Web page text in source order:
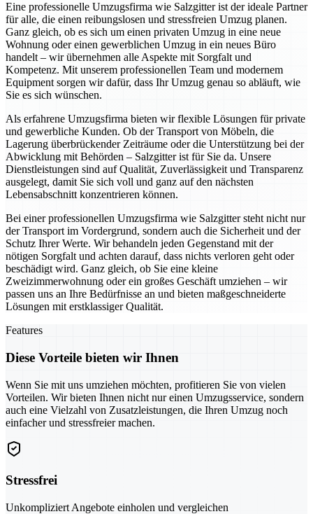
Eine professionelle Umzugsfirma wie Salzgitter ist der ideale Partner
für alle, die einen reibungslosen und stressfreien Umzug planen.
Ganz gleich, ob es sich um einen privaten Umzug in eine neue
Wohnung oder einen gewerblichen Umzug in ein neues Büro
handelt – wir übernehmen alle Aspekte mit Sorgfalt und
Kompetenz. Mit unserem professionellen Team und modernem
Equipment sorgen wir dafür, dass Ihr Umzug genau so abläuft, wie
Sie es sich wünschen.
Als erfahrene Umzugsfirma bieten wir flexible Lösungen für private
und gewerbliche Kunden. Ob der Transport von Möbeln, die
Lagerung überbrückender Zeiträume oder die Unterstützung bei der
Abwicklung mit Behörden – Salzgitter ist für Sie da. Unsere
Dienstleistungen sind auf Qualität, Zuverlässigkeit und Transparenz
ausgelegt, damit Sie sich voll und ganz auf den nächsten
Lebensabschnitt konzentrieren können.
Bei einer professionellen Umzugsfirma wie Salzgitter steht nicht nur
der Transport im Vordergrund, sondern auch die Sicherheit und der
Schutz Ihrer Werte. Wir behandeln jeden Gegenstand mit der
nötigen Sorgfalt und achten darauf, dass nichts verloren geht oder
beschädigt wird. Ganz gleich, ob Sie eine kleine
Zweizimmerwohnung oder ein großes Geschäft umziehen – wir
passen uns an Ihre Bedürfnisse an und bieten maßgeschneiderte
Lösungen mit erstklassiger Qualität.
Features
Diese Vorteile bieten wir Ihnen
Wenn Sie mit uns umziehen möchten, profitieren Sie von vielen
Vorteilen. Wir bieten Ihnen nicht nur einen Umzugsservice, sondern
auch eine Vielzahl von Zusatzleistungen, die Ihren Umzug noch
einfacher und stressfreier machen.
Stressfrei
Unkompliziert Angebote einholen und vergleichen